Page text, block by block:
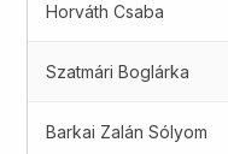
Horváth Csaba
Szatmári Boglárka
Barkai Zalán Sólyom